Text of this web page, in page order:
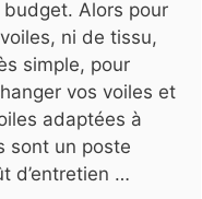
Alors pour
ni de tissu,
simple, pour
vos voiles et
adaptées à
sont un poste
d’entretien …